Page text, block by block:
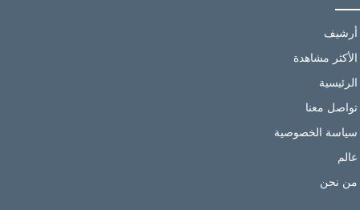
أرشيف
الأكثر مشاهدة
الرئيسية
تواصل معنا
سياسة الخصوصية
عالم
من نحن